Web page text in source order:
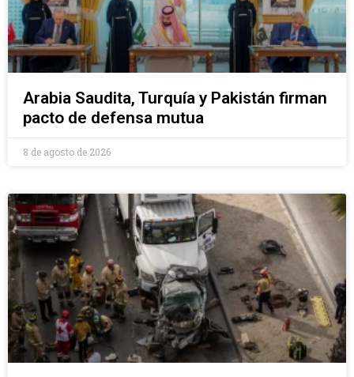
Arabia Saudita, Turquía y Pakistán firman
pacto de defensa mutua
8 de agosto de 2026